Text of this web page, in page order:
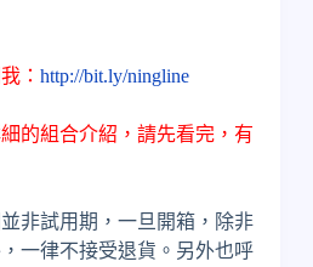
： http://bit.ly/ningline
的組合介紹，請先看完，有
非試用期，一旦開箱，除非
一律不接受退貨。另外也呼